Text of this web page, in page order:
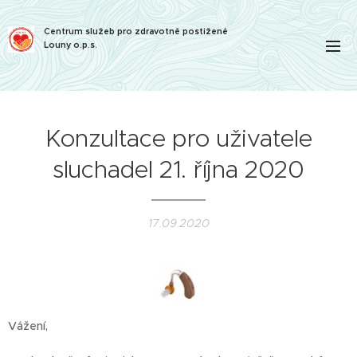
Centrum služeb pro zdravotně postižené
Louny o.p.s.
Konzultace pro uživatele
sluchadel 21. října 2020
17.09.2020
Vážení,